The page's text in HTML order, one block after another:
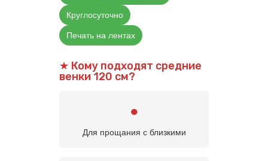
Круглосуточно
Печать на лентах
★ Кому подходят средние
венки 120 см?
●
Для прощания с близкими